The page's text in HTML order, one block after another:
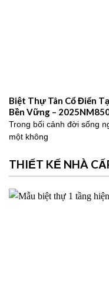
Biệt Thự Tân Cổ Điển
Bền Vững –
Trong bối cảnh đời sống
một không
THIẾT KẾ NHÀ